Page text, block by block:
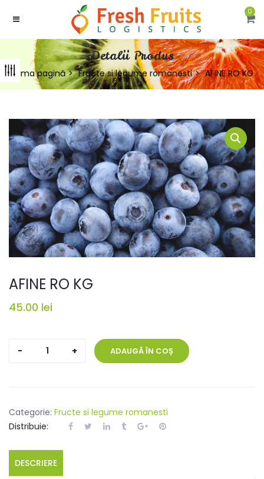
0
Detalii Produs
Prima pagină Fructe si legume romanesti AFINE RO KG
AFINE RO KG
45.00 lei
Cantitate
ADAUGĂ ÎN COȘ
Categorie: Fructe si legume romanesti
Distribuie:
DESCRIERE